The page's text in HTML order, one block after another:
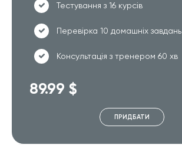
Тестування з 16 курсів
Перевірка 10 домашніх завдань
Консультація з тренером 60 хв
89.99 $
ПРИДБАТИ